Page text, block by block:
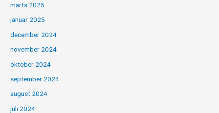
marts 2025
januar 2025
december 2024
november 2024
oktober 2024
september 2024
august 2024
juli 2024